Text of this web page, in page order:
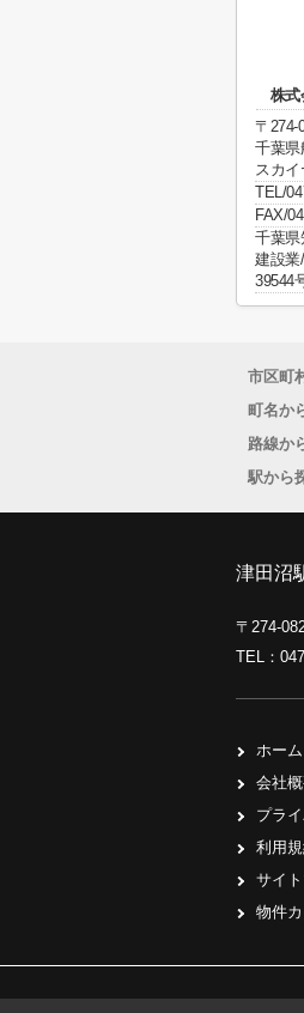
株
〒274-
千葉県
スカ
TEL/
FAX/
千葉県
建設業
39544
市区町
町名か
路線か
駅から
津田沼
〒274-
TEL：
ホーム
会社
プラ
利用
サイ
物件